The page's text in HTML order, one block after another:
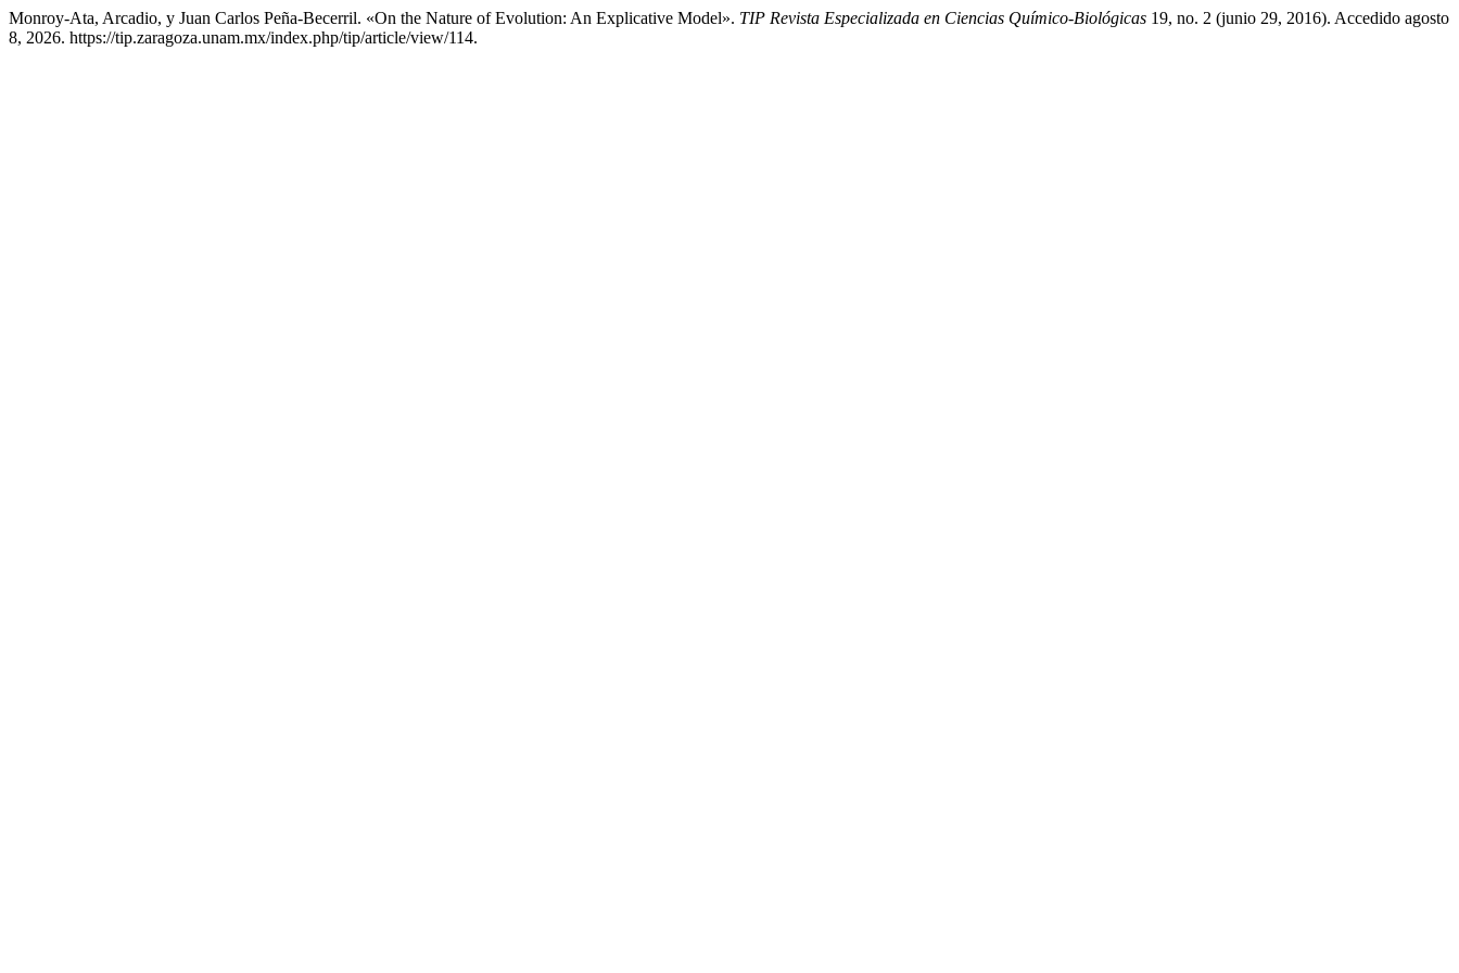
Monroy-Ata, Arcadio, y Juan Carlos Peña-Becerril. «On the Nature of Evolution: An Explicative Model». TIP Revista Especializada en Ciencias Químico-Biológicas 19, no. 2 (junio 29, 2016). Accedido agosto
8, 2026. https://tip.zaragoza.unam.mx/index.php/tip/article/view/114.